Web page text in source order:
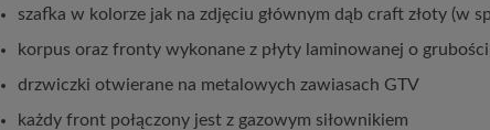
szafka w kolorze jak na zdjęciu głównym dąb craft złoty (w
korpus oraz fronty wykonane z płyty laminowanej o
drzwiczki otwierane na metalowych zawiasach GTV
każdy front połączony jest z gazowym siłownikiem